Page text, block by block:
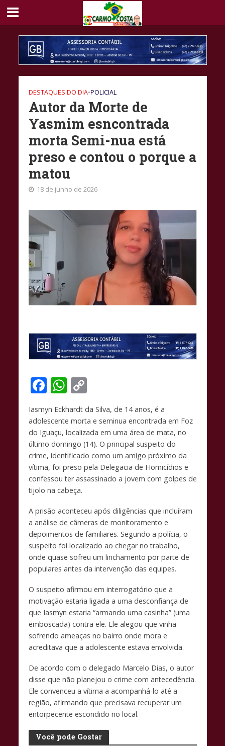
DESTAQUES DO DIA•POLICIAL
Autor da Morte de
Yasmim esncontrada
morta Semi-nua está
preso e contou o porque a
matou
18 de junho de 2026
F
ac
e
b
o
o
k
W
at
s
A
p
p
C
o
p
y
Li
n
k
Iasmyn Eckhardt da Silva, de 14 anos, é a
adolescente morta e seminua encontrada em Foz
do Iguaçu, localizada em uma área de mata, no
último domingo (14). O principal suspeito do
crime, identificado como um amigo próximo da
vítima, foi preso pela Delegacia de Homicídios e
confessou ter assassinado a jovem com golpes de
tijolo na cabeça.
A prisão aconteceu após diligências que incluíram
a análise de câmeras de monitoramento e
depoimentos de familiares. Segundo a polícia, o
suspeito foi localizado ao chegar no trabalho,
onde quase sofreu um linchamento por parte de
populares antes da intervenção das equipes.
O suspeito afirmou em interrogatório que a
motivação estaria ligada a uma desconfiança de
que Iasmyn estaria “armando uma casinha” (uma
emboscada) contra ele. Ele alegou que vinha
sofrendo ameaças no bairro onde mora e
acreditava que a adolescente estava envolvida.
De acordo com o delegado Marcelo Dias, o autor
disse que não planejou o crime com antecedência.
Ele convenceu a vítima a acompanhá-lo até a
região, afirmando que precisava recuperar um
entorpecente escondido no local.
Você pode Gostar